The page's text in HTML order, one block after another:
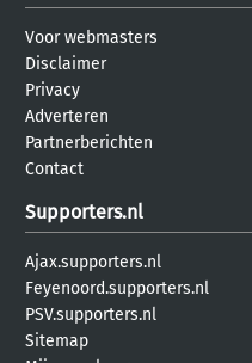
Voor webmasters
Disclaimer
Privacy
Adverteren
Partnerberichten
Contact
Supporters.nl
Ajax.supporters.nl
Feyenoord.supporters.nl
PSV.supporters.nl
Sitemap